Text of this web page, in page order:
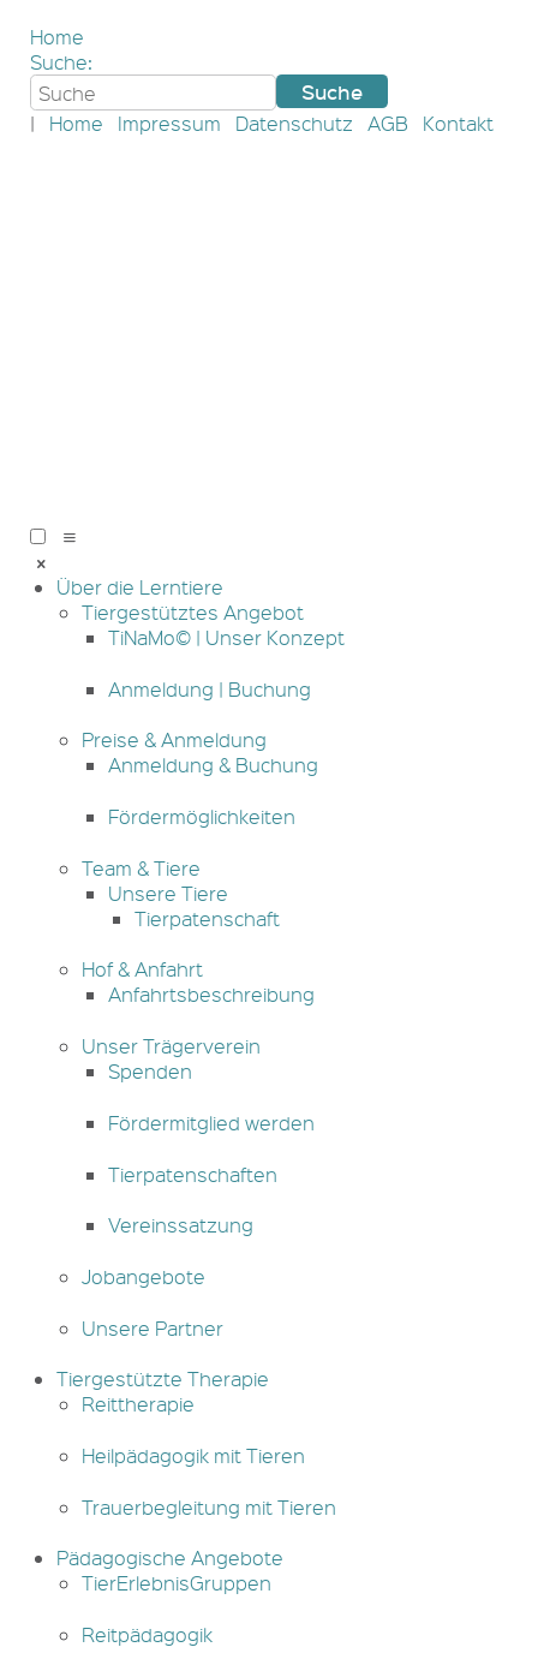
Home
Suche:
| Home Impressum Datenschutz AGB Kontakt
Über die Lerntiere
Tiergestütztes Angebot
TiNaMo© | Unser Konzept
Anmeldung | Buchung
Preise & Anmeldung
Anmeldung & Buchung
Fördermöglichkeiten
Team & Tiere
Unsere Tiere
Tierpatenschaft
Hof & Anfahrt
Anfahrtsbeschreibung
Unser Trägerverein
Spenden
Fördermitglied werden
Tierpatenschaften
Vereinssatzung
Jobangebote
Unsere Partner
Tiergestützte Therapie
Reittherapie
Heilpädagogik mit Tieren
Trauerbegleitung mit Tieren
Pädagogische Angebote
TierErlebnisGruppen
Reitpädagogik